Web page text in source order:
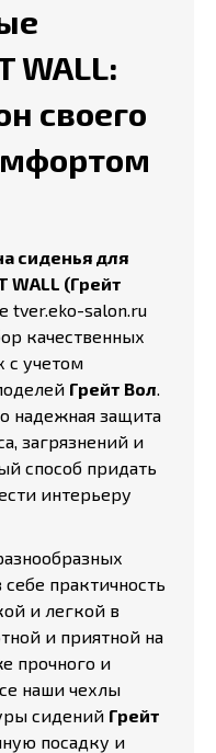
WALL:
своего
сиденья для
WALL (Грейт
tver.eko-salon.ru
качественных
с учетом
Грейт Вол.
надежная защита
загрязнений и
способ придать
интерьеру
практичность
и легкой в
и приятной на
прочного и
наши чехлы
сидений Грейт
посадку и